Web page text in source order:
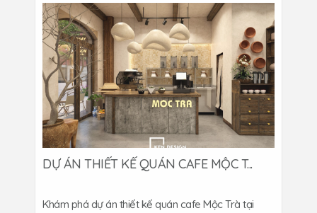
DỰ ÁN THIẾT KẾ QUÁN CAFE MỘC T...
Khám phá dự án thiết kế quán cafe Mộc Trà tại